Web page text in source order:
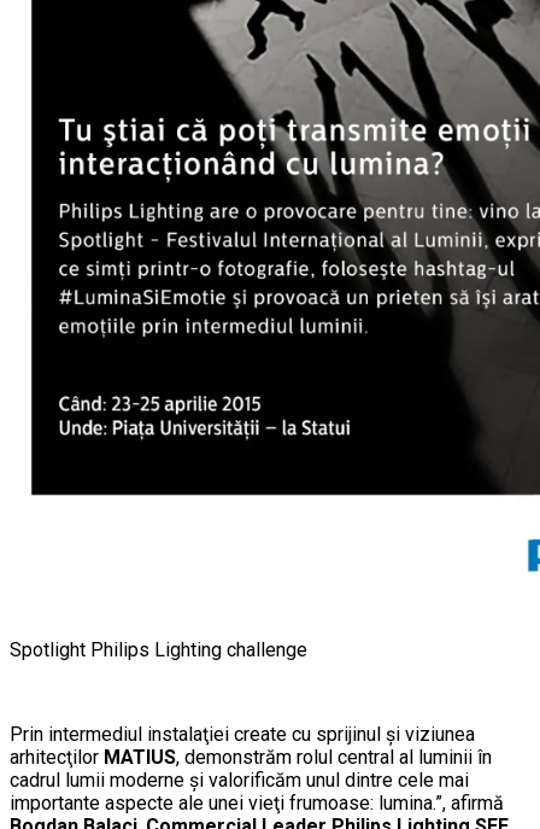
Spotlight Philips Lighting challenge
Prin intermediul instalaţiei create cu sprijinul şi viziunea
arhitecţilor MATIUS, demonstrăm rolul central al luminii în
cadrul lumii moderne şi valorificăm unul dintre cele mai
importante aspecte ale unei vieţi frumoase: lumina.”, afirmă